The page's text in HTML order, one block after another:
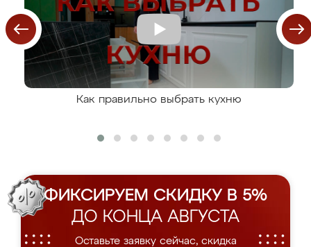
Как правильно выбрать кухню
ФИКСИРУЕМ СКИДКУ В 5%
ДО КОНЦА АВГУСТА
Оставьте заявку сейчас, скидка